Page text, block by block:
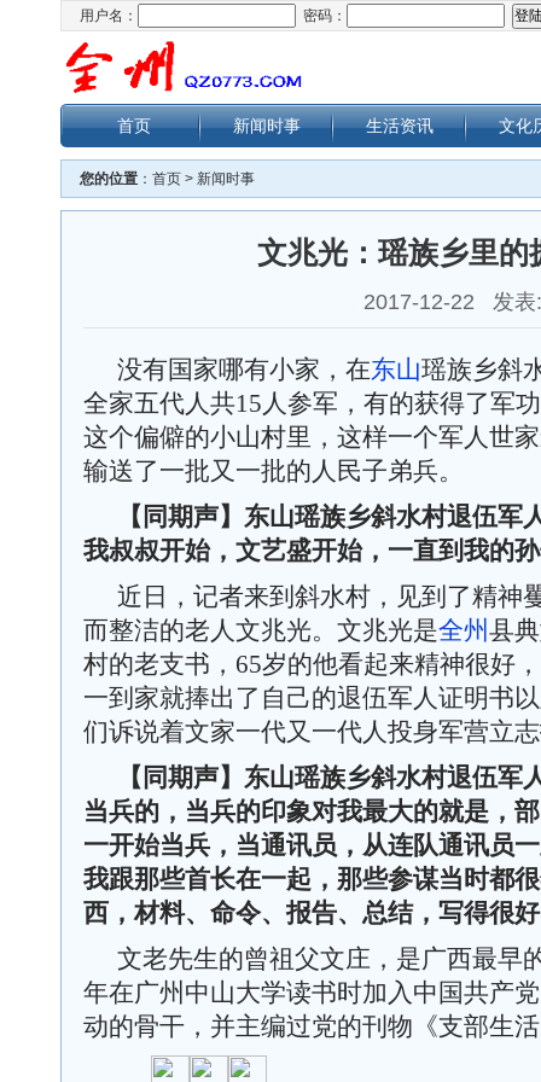
用户名： 密码：
首页 新闻时事 生活资讯 文化
您的位置 ： 首页 > 新闻时事
文兆光：瑶族乡里的
2017-12-22 发表:
没有国家哪有小家，在东山瑶族乡斜
全家五代人共15人参军，有的获得了军
这个偏僻的小山村里，这样一个军人世
输送了一批又一批的人民子弟兵。
【同期声】 东山瑶族乡斜水村退伍军
我叔叔开始，文艺盛开始，一直到我的
近日，记者来到斜水村，见到了精神
而整洁的老人文兆光。文兆光是全州县
村的老支书，65岁的他看起来精神很好
一到家就捧出了自己的退伍军人证明书
们诉说着文家一代又一代人投身军营立
【同期声】 东山瑶族乡斜水村退伍军
当兵的，当兵的印象对我最大的就是，
一开始当兵，当通讯员，从连队通讯员
我跟那些首长在一起，那些参谋当时都
西，材料、命令、报告、总结，写得很
文老先生的曾祖父文庄，是广西最早
年在广州中山大学读书时加入中国共产
动的骨干，并主编过党的刊物《支部生